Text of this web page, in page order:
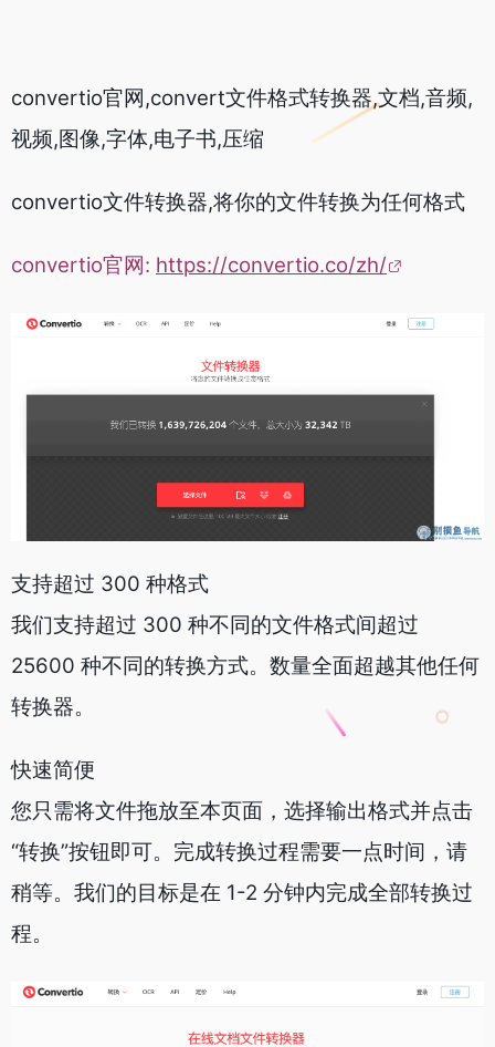
convertio官网,convert文件格式转换器,文档,音频,
视频,图像,字体,电子书,压缩
convertio文件转换器,将你的文件转换为任何格式
convertio官网: https://convertio.co/zh/
支持超过 300 种格式
我们支持超过 300 种不同的文件格式间超过
25600 种不同的转换方式。数量全面超越其他任何
转换器。
快速简便
您只需将文件拖放至本页面，选择输出格式并点击
“转换”按钮即可。完成转换过程需要一点时间，请
稍等。我们的目标是在 1-2 分钟内完成全部转换过
程。